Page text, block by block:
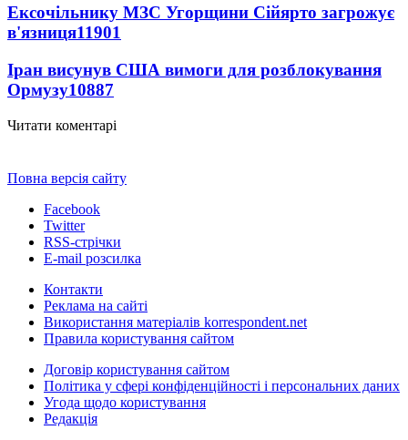
Ексочільнику МЗС Угорщини Сійярто загрожує
в'язниця11901
Іран висунув США вимоги для розблокування
Ормузу10887
Читати коментарі
Повна версія сайту
Facebook
Twitter
RSS-стрічки
E-mail розсилка
Контакти
Реклама на сайті
Використання матеріалів korrespondent.net
Правила користування сайтом
Договір користування сайтом
Політика у сфері конфіденційності і персональних даних
Угода щодо користування
Редакція